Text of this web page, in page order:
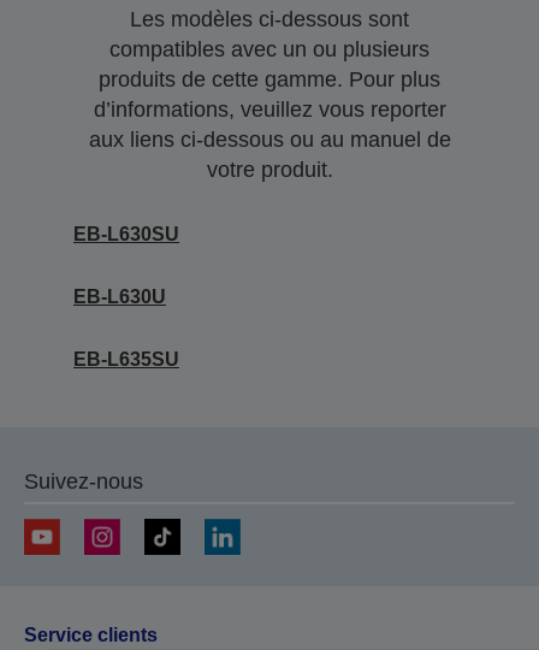
Les modèles ci-dessous sont
compatibles avec un ou plusieurs
produits de cette gamme. Pour plus
d’informations, veuillez vous reporter
aux liens ci-dessous ou au manuel de
votre produit.
EB-L630SU
EB-L630U
EB-L635SU
Suivez-nous
Service clients